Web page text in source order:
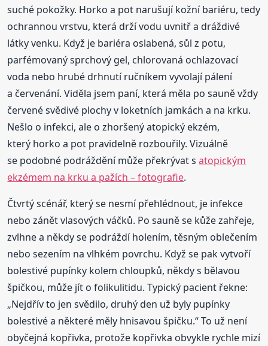
suché pokožky. Horko a pot narušují kožní bariéru, tedy
ochrannou vrstvu, která drží vodu uvnitř a dráždivé
látky venku. Když je bariéra oslabená, sůl z potu,
parfémovaný sprchový gel, chlorovaná ochlazovací
voda nebo hrubé drhnutí ručníkem vyvolají pálení
a červenání. Viděla jsem paní, která měla po sauně vždy
červené svědivé plochy v loketních jamkách a na krku.
Nešlo o infekci, ale o zhoršený atopický ekzém,
který horko a pot pravidelně rozbouřily. Vizuálně
se podobné podráždění může překrývat satopickým
ekzémem na krku a pažích – fotografie.
Čtvrtý scénář, který se nesmí přehlédnout, je infekce
nebo zánět vlasových váčků. Po sauně se kůže zahřeje,
zvlhne a někdy se podráždí holením, těsným oblečením
nebo sezením na vlhkém povrchu. Když se pak vytvoří
bolestivé pupínky kolem chloupků, někdy s bělavou
špičkou, může jít o folikulitidu. Typický pacient řekne:
„Nejdřív to jen svědilo, druhý den už byly pupínky
bolestivé a některé měly hnisavou špičku.“ To už není
obyčejná kopřivka, protože kopřivka obvykle rychle mizí